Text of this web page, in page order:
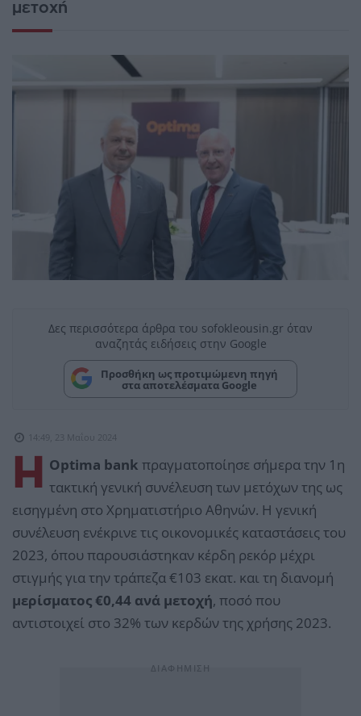
μετοχή
Δες περισσότερα άρθρα του sofokleousin.gr όταν
αναζητάς ειδήσεις στην Google
Προσθήκη ως προτιμώμενη πηγή
στα αποτελέσματα Google
14:49, 23 Μαΐου 2024
Η Optima bank πραγματοποίησε σήμερα την 1η
τακτική γενική συνέλευση των μετόχων της ως
εισηγμένη στο Χρηματιστήριο Αθηνών. Η γενική
συνέλευση ενέκρινε τις οικονομικές καταστάσεις του
2023, όπου παρουσιάστηκαν κέρδη ρεκόρ μέχρι
στιγμής για την τράπεζα €103 εκατ. και τη διανομή
μερίσματος €0,44 ανά μετοχή, ποσό που
αντιστοιχεί στο 32% των κερδών της χρήσης 2023.